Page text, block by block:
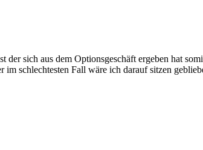
der sich aus dem Optionsgeschäft ergeben hat
schlechtesten Fall wäre ich darauf sitzen